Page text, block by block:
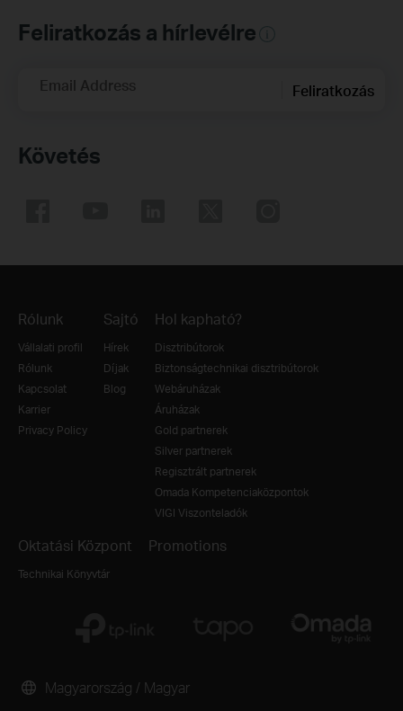
Feliratkozás a hírlevélre
Email Address Feliratkozás
Követés
Rólunk
Vállalati profil
Rólunk
Kapcsolat
Karrier
Privacy Policy
Sajtó
Hírek
Díjak
Blog
Hol kapható?
Disztribútorok
Biztonságtechnikai disztribútorok
Webáruházak
Áruházak
Gold partnerek
Silver partnerek
Regisztrált partnerek
Omada Kompetenciaközpontok
VIGI Viszonteladók
Oktatási Központ
Technikai Könyvtár
Promotions
Magyarország / Magyar